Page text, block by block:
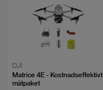
DJI
Matrice 4E - Kostnadseffektivt
mätpaket